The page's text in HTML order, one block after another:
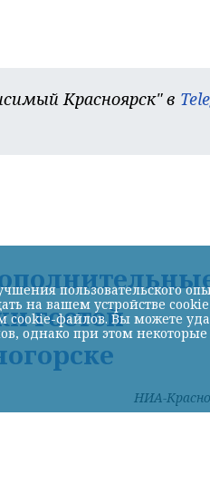
Красноярск" в
гостей
НИА-
пользовательского
на вашем устройстве
файлов. Вы можете
однако при этом